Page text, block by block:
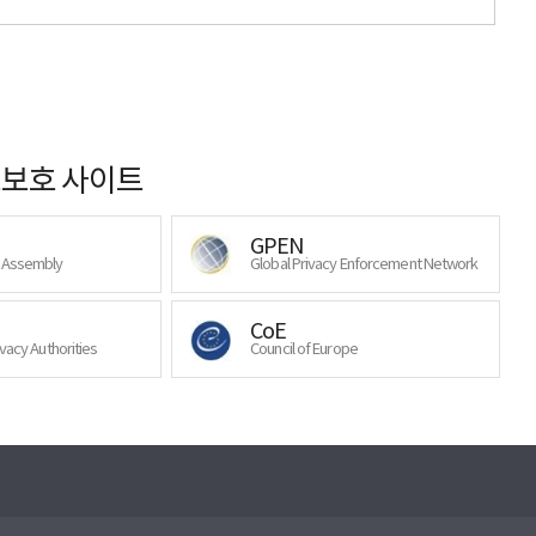
호 사이트
GPEN
Global Privacy Enforcement Network
Authorities
CoE
Council of Europe